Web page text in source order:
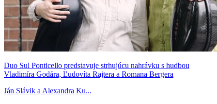
Duo Sul Ponticello predstavuje strhujúcu nahrávku s hudbou
Vladimíra Godára, Ľudovíta Rajtera a Romana Bergera
Ján Slávik a Alexandra Ku...